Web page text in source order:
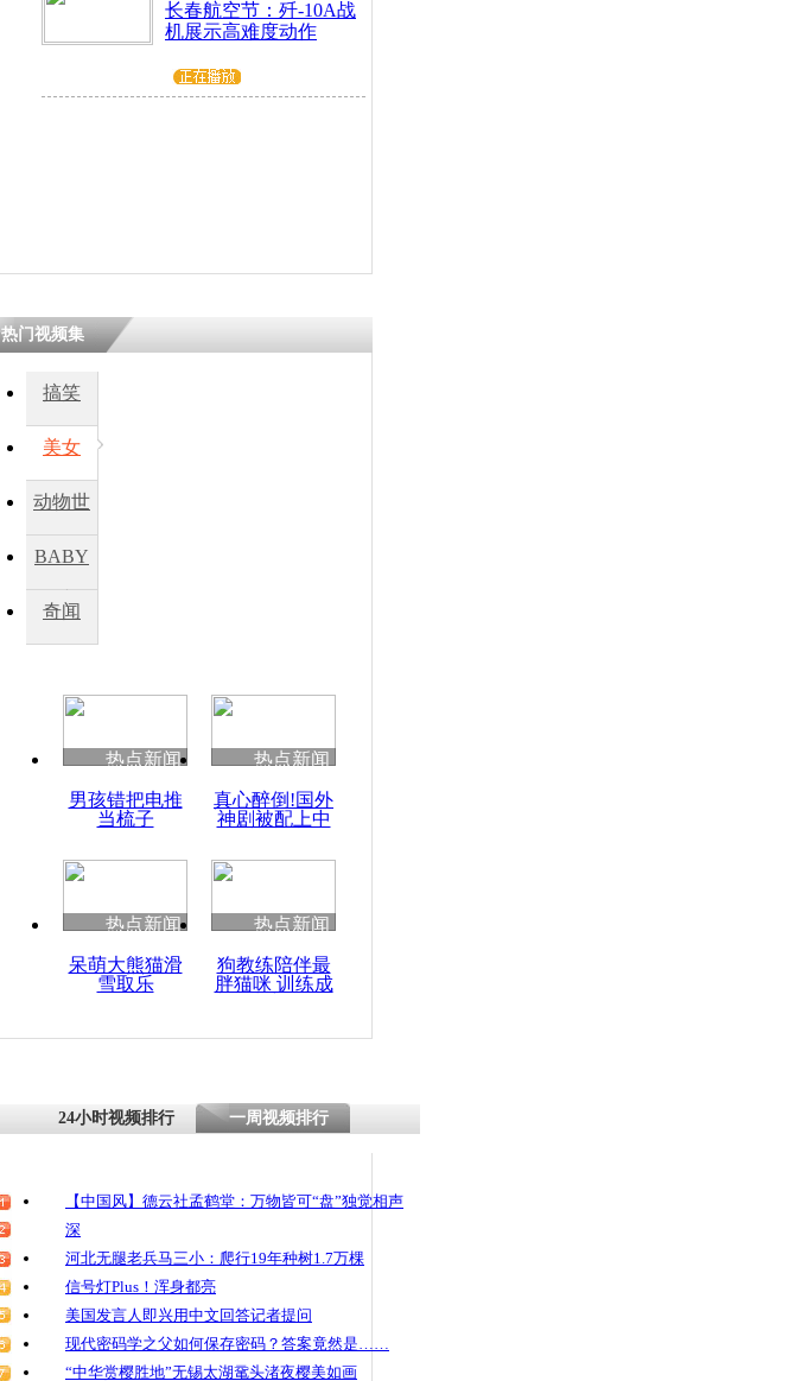
长春航空节：歼-10A战
机展示高难度动作
热门视频集
搞笑
美女
动物世
BABY
秀
奇闻
热点新闻
男孩错把电推
当梳子
热点新闻
真心醉倒!国外
神剧被配上中
热点新闻
呆萌大熊猫滑
雪取乐
热点新闻
狗教练陪伴最
胖猫咪 训练成
24小时视频排行 一周视频排行
【中国风】德云社孟鹤堂：万物皆可“盘”独觉相声
深
河北无腿老兵马三小：爬行19年种树1.7万棵
信号灯Plus！浑身都亮
美国发言人即兴用中文回答记者提问
现代密码学之父如何保存密码？答案竟然是……
“中华赏樱胜地”无锡太湖鼋头渚夜樱美如画